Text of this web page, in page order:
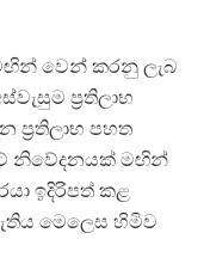
වෙන් කරනු ලැබ
ප්‍රතිලාභ
ප්‍රතිලාභ පහත
නිවේදනයක් මඟින්
ඉදිරිපත් කළ
මෙලෙස හිමිව